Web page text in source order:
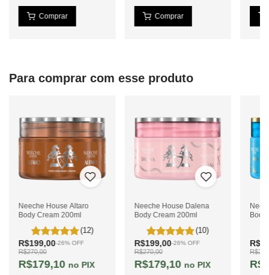
Para comprar com esse produto
Neeche House Altaro
Body Cream 200ml
(12)
R$199,00-26% OFF
R$270,00
R$179,10 PIX
Neeche House Dalena
Body Cream 200ml
(10)
R$199,00-26% OFF
R$270,00
R$179,10 PIX
Body